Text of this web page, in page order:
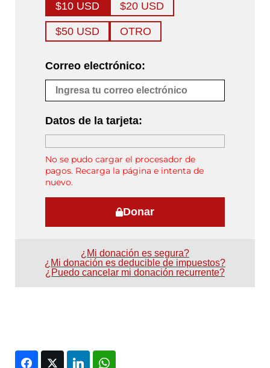
$10 USD $20 USD
$50 USD OTRO
Correo electrónico:
Datos de la tarjeta:
No se pudo cargar el procesador de
pagos. Recarga la página e intenta de
nuevo.
Donar
¿Mi donación es segura?
¿Mi donación es deducible de impuestos?
¿Puedo cancelar mi donación recurrente?
FacebookTwitter LinkedIn